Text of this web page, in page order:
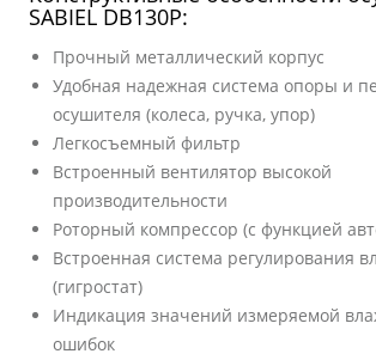
SABIEL DB130P:
Прочный металлический корпус
Удобная надежная система опоры и
осушителя (колеса, ручка, упор)
Легкосъемный фильтр
Встроенный вентилятор высокой
производительности
Роторный компрессор (с функцией
Встроенная система регулирования
(гигростат)
Индикация значений измеряемой
ошибок